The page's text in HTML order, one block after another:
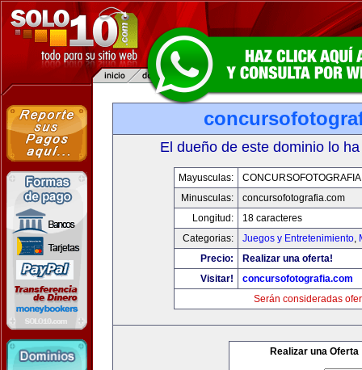
El dueño de este dominio lo
Mayusculas:
Minusculas:
concursofotografia.com
Longitud:
18 caracteres
Categorias:
Juegos y Entretenimiento,
Precio:
Realizar una oferta!
Visitar!
concursofotografia.com
Serán consideradas
Realizar una Oferta